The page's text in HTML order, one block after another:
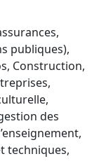
publiques),
Construction,
des
techniques,